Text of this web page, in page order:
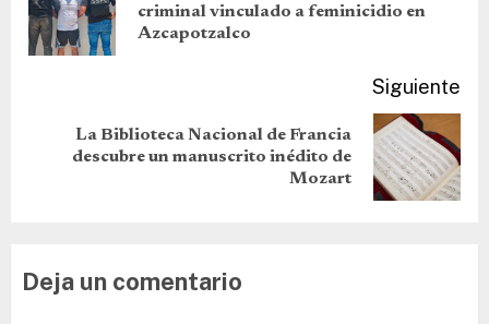
criminal vinculado a feminicidio en
Azcapotzalco
Siguiente
La Biblioteca Nacional de Francia
descubre un manuscrito inédito de
Mozart
Deja un comentario